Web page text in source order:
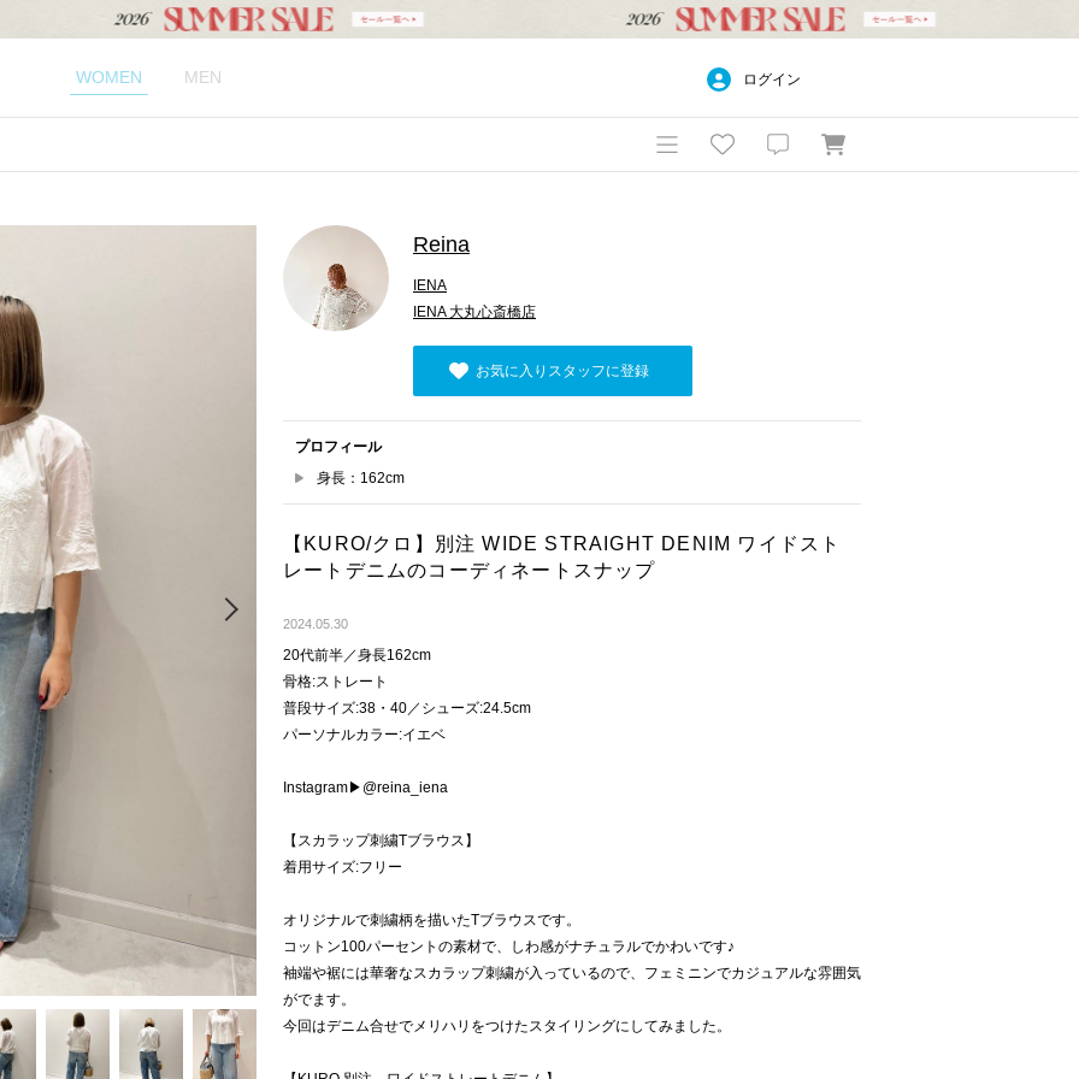
WOMEN MEN ログイン
Reina
IENA
IENA 大丸心斎橋店
お気に入りスタッフに登録
プロフィール
身長：162cm
【KURO/クロ】別注 WIDE STRAIGHT DENIM ワイドスト
レートデニムのコーディネートスナップ
2024.05.30
20代前半／身長162cm
骨格:ストレート
普段サイズ:38・40／シューズ:24.5cm
パーソナルカラー:イエベ
Instagram▶︎@reina_iena
【スカラップ刺繍Tブラウス】
着用サイズ:フリー
オリジナルで刺繍柄を描いたTブラウスです。
コットン100パーセントの素材で、しわ感がナチュラルでかわいです♪
袖端や裾には華奢なスカラップ刺繍が入っているので、フェミニンでカジュアルな雰囲気
がでます。
今回はデニム合せでメリハリをつけたスタイリングにしてみました。